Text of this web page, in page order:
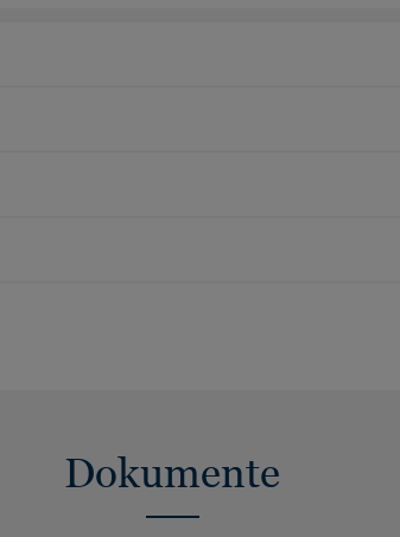
Dokumente